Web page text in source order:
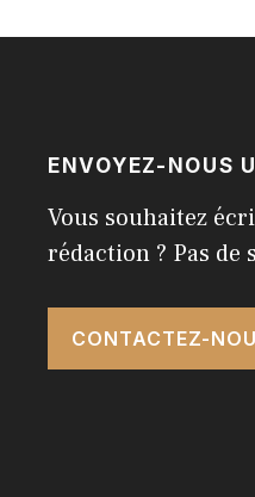
ENVOYEZ-NOUS
Vous souhaitez
rédaction ? Pas de
CONTACTEZ-